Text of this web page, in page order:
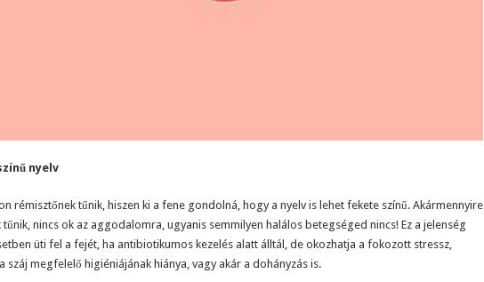
nyelv
rémisztőnek tűnik, hiszen ki a fene gondolná, hogy a nyelv is lehet fekete színű. Akármennyire
tűnik, nincs ok az aggodalomra, ugyanis semmilyen halálos betegséged nincs! Ez a jelenség
üti fel a fejét, ha antibiotikumos kezelés alatt álltál, de okozhatja a fokozott stressz,
száj megfelelő higiéniájának hiánya, vagy akár a dohányzás is.